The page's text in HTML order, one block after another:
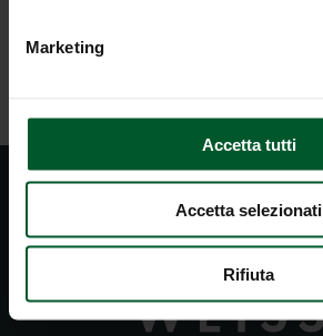
Marketing
Accetta tutti
Accetta selezionati
Rifiuta